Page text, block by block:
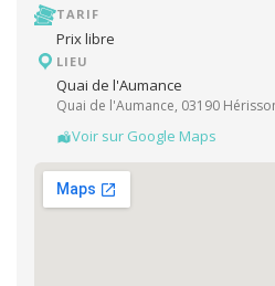
TARIF
Prix libre
LIEU
Quai de l'Aumance
Quai de l'Aumance, 03190
Voir sur Google Maps